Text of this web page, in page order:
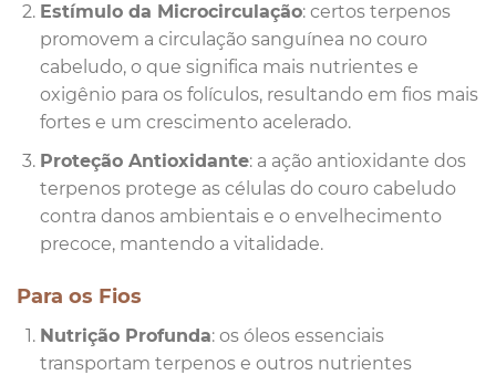
Estímulo da Microcirculação: certos terpenos
promovem a circulação sanguínea no couro
cabeludo, o que significa mais nutrientes e
oxigênio para os folículos, resultando em fios mais
fortes e um crescimento acelerado.
Proteção Antioxidante: a ação antioxidante dos
terpenos protege as células do couro cabeludo
contra danos ambientais e o envelhecimento
precoce, mantendo a vitalidade.
Para os Fios
Nutrição Profunda: os óleos essenciais
transportam terpenos e outros nutrientes